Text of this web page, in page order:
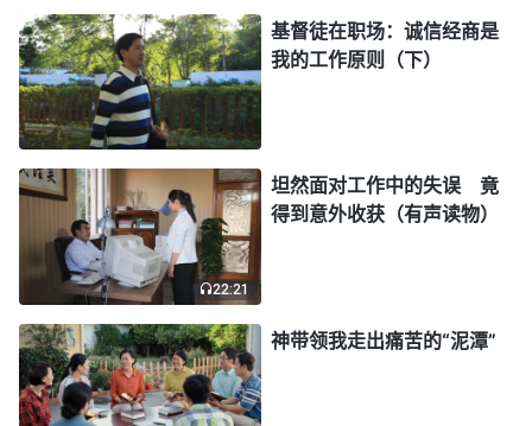
时半个月挣的都多，照这样下去，用不了多久我也能
买车、买房了。”
后来，我用这种欺骗的手段赚了不少钱，而且还
学会了察言观色、见风使舵，根据不同的顾客要不同
的价钱。这些年，虽然钱是比以前挣得多了，生活也
富裕了，但我并没有感觉到幸福、快乐。尤其每当看
到客户真诚、感激的表情时，我的良心总是有些不
安，很不是滋味，客户这么信任我，而我却欺骗他
们，要是以后被他们知道了，我这脸往哪儿放啊？客
户会不会觉得我这人太坏？我越想心里越不踏实，觉
基督徒在职场：诚信经商是
我的工作原则（下）
22:21
坦然面对工作中的失误 竟
得到意外收获（有声读物）
神带领我走出痛苦的“泥潭”